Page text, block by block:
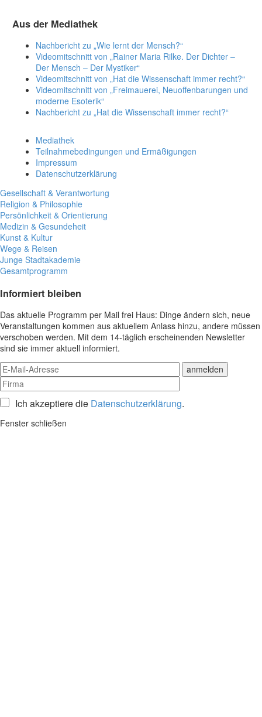
Aus der Mediathek
Nachbericht zu „Wie lernt der Mensch?“
Videomitschnitt von „Rainer Maria Rilke. Der Dichter –
Der Mensch – Der Mystiker“
Videomitschnitt von „Hat die Wissenschaft immer recht?“
Videomitschnitt von „Freimauerei, Neuoffenbarungen und
moderne Esoterik“
Nachbericht zu „Hat die Wissenschaft immer recht?“
Mediathek
Teilnahmebedingungen und Ermäßigungen
Impressum
Datenschutzerklärung
Gesellschaft & Verantwortung
Religion & Philosophie
Persönlichkeit & Orientierung
Medizin & Gesundeheit
Kunst & Kultur
Wege & Reisen
Junge Stadtakademie
Gesamtprogramm
Informiert bleiben
Das aktuelle Programm per Mail frei Haus: Dinge ändern sich, neue
Veranstaltungen kommen aus aktuellem Anlass hinzu, andere müssen
verschoben werden. Mit dem 14-täglich erscheinenden Newsletter
sind sie immer aktuell informiert.
Ich akzeptiere die Datenschutzerklärung.
Fenster schließen